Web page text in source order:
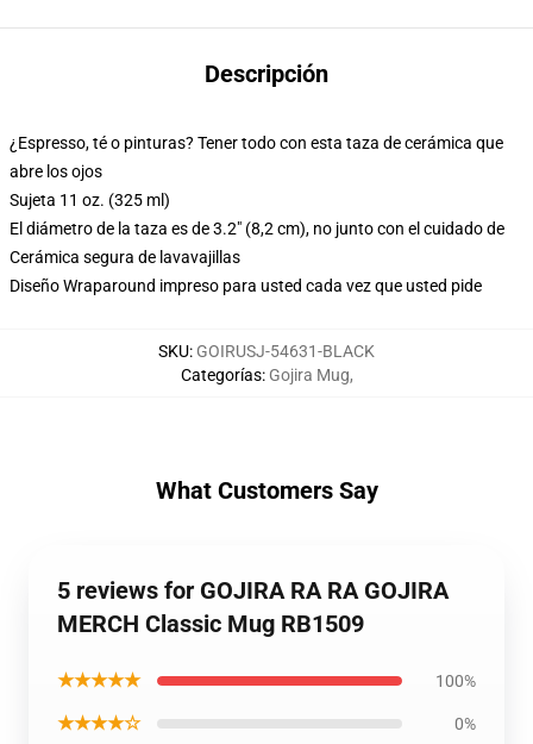
Descripción
¿Espresso, té o pinturas? Tener todo con esta taza de cerámica que
abre los ojos
Sujeta 11 oz. (325 ml)
El diámetro de la taza es de 3.2" (8,2 cm), no junto con el cuidado de
Cerámica segura de lavavajillas
Diseño Wraparound impreso para usted cada vez que usted pide
SKU: GOIRUSJ-54631-BLACK
Categorías: Gojira Mug,
What Customers Say
5 reviews for GOJIRA RA RA GOJIRA
MERCH Classic Mug RB1509
★★★★★ 100%
★★★★☆ 0%